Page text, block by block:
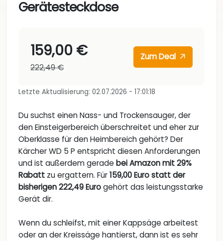
Gerätesteckdose
159,00 €
222,49 €
Zum Deal
Letzte Aktualisierung: 02.07.2026 - 17:01:18
Du suchst einen Nass- und Trockensauger, der
den Einsteigerbereich überschreitet und eher zur
Oberklasse für den Heimbereich gehört? Der
Kärcher WD 5 P entspricht diesen Anforderungen
und ist außerdem gerade bei Amazon mit 29%
Rabatt zu ergattern. Für159,00 Euro statt der
bisherigen 222,49 Eurogehört das leistungsstarke
Gerät dir.
Wenn du schleifst, mit einer Kappsäge arbeitest
oder an der Kreissäge hantierst, dann ist es sehr